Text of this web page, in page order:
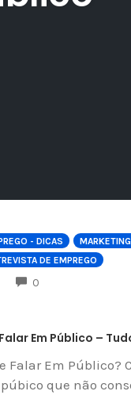
- DICAS
DE EMPREGO
0
Em Público –
Falar Em
que não